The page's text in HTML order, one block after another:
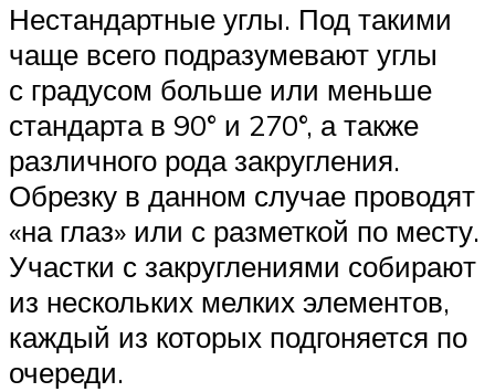
Нестандартные углы. Под такими
чаще всего подразумевают углы
с градусом больше или меньше
стандарта в 90° и 270°, а также
различного рода закругления.
Обрезку в данном случае проводят
«на глаз» или с разметкой по месту.
Участки с закруглениями собирают
из нескольких мелких элементов,
каждый из которых подгоняется по
очереди.